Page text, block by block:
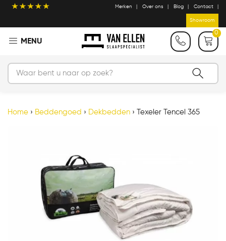
Merken Over ons Blog Contact
Showroom
0
Home › Beddengoed › Dekbedden › Texeler Tencel 365